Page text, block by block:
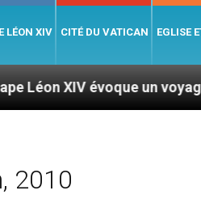
LÉON XIV CITÉ DU VATICAN EGLISE
un voyage aux États-
2010